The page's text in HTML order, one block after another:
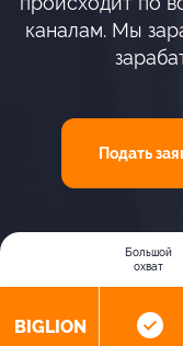
каналам. Мы
Подать
Большой
охват
BIGLION